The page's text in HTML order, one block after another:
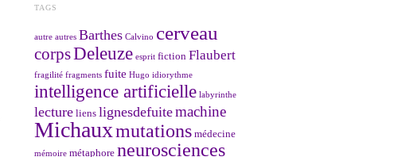
TAGS
autre autres Barthes Calvino cerveau
corpsDeleuze esprit fiction Flaubert
fragilité fragments fuite Hugo idiorythme
intelligence artificielle labyrinthe
lecture liens lignesdefuitemachine
Michauxmutations médecine
mémoire métaphore neurosciences